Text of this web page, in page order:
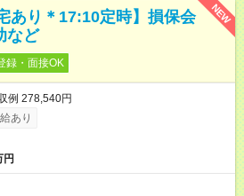
NEW
あり＊17:10定時】損保会
など
録・面接OK
例 278,540円
あり
円